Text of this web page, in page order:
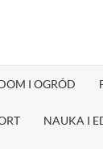
I OGRÓD
NAUKA I